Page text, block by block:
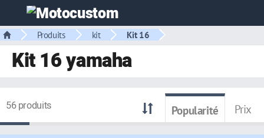
Produits kit Kit 16
Kit 16 yamaha
56 produits Popularité Prix